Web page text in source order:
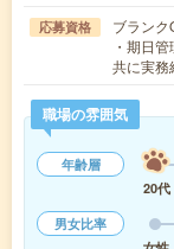
応募資格
ブランク
・期日
共に実
職場の雰囲気
年齢層
20代
男女比率